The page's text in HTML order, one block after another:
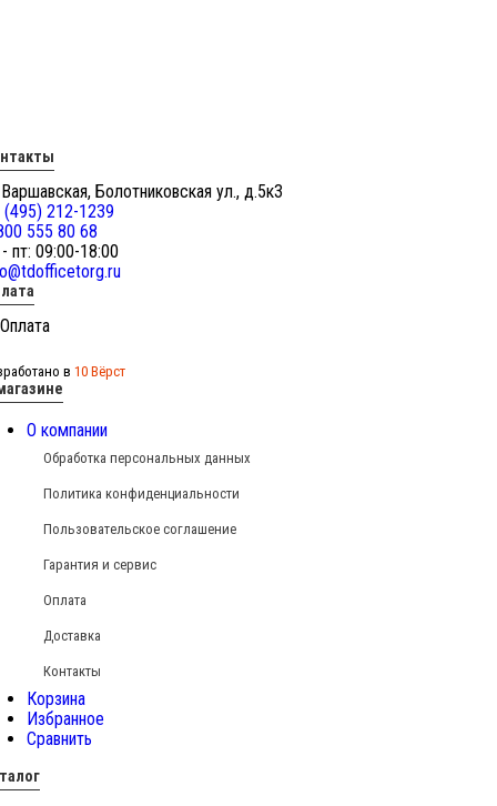
Болотниковская ул., д.5к3
(495) 212-1239
555 80 68
пт: 09:00-18:00
в 10 Вёрст
О компании
Обработка персональных данных
Политика конфиденциальности
Пользовательское соглашение
Гарантия и сервис
Оплата
Доставка
Контакты
Корзина
Избранное
Сравнить